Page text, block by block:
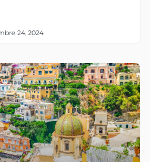
24, 2024